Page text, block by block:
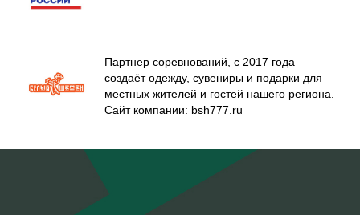
Партнер соревнований, с 2017 года
создаёт одежду, сувениры и подарки для
местных жителей и гостей нашего региона.
Сайт компании: bsh777.ru